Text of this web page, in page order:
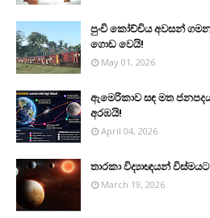
පුංචි කෝච්චිය අවසන් ගමන
ගොඩ වෙයි!
May 01, 2026
ඇමෙරිකාව සඳ මත
අරඹයි!
April 04, 2026
තාරකා විද්‍යාඥයන්
March 19, 2026